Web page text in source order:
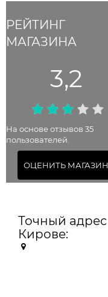
РЕЙТИНГ
МАГАЗИНА
3,2
На основе отзывов 35
пользователей.
ОЦЕНИТЬ МАГАЗИН
Точный адрес
Кирове: